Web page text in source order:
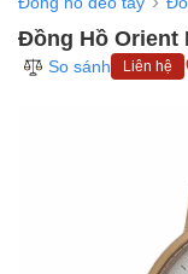
Đồng Hồ Orient
So sánh
Liên hệ